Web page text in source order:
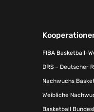
FIBA Basketball-
DRS – Deutscher
Nachwuchs
Weibliche
Basketball